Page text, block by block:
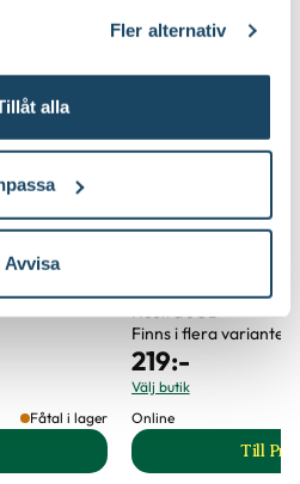
Fler alternativ
alla
Avvisa
Fåtal i lager
Classic Denim produktsida
Arbetshandske
Hestra JOB
Finns i flera varianter
219:-
Välj butik
Online
Till